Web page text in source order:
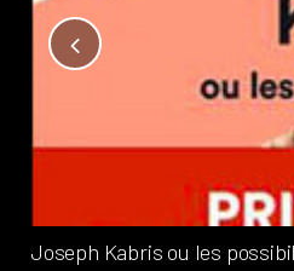
Joseph Kabris ou les